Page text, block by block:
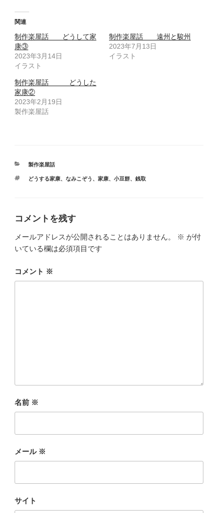
関連
制作楽屋話 どうして家
康③
2023年3月14日
イラスト
制作楽屋話 遠州と駿州
2023年7月13日
イラスト
制作楽屋話 どうした
家康②
2023年2月19日
製作楽屋話
カ
ゴ
製作楽屋話
タ
どうする家康、 なみこぞう 、 家康、 小豆餅、 銭取
コメントを残す
メールアドレスが公開されることはありません。 ※ が付
いている欄は必須項目です
コメント ※
名前 ※
メール ※
サイト